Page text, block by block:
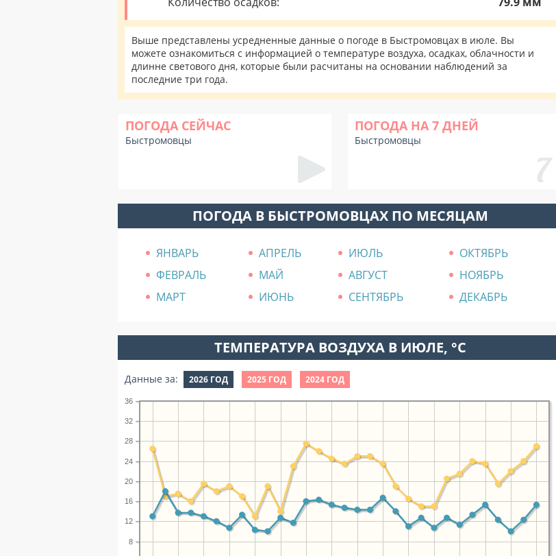
Выше представлены усредненные данные о погоде в Быстромовцах в июле. Вы
можете ознакомиться с информацией о температуре воздуха, осадках, облачности и
длинне светового дня, которые были расчитаны на основании наблюдений за
последние три года.
ПОГОДА СЕЙЧАС
Быстромовцы
ПОГОДА НА 7 ДНЕЙ
Быстромовцы
ПОГОДА В БЫСТРОМОВЦАХ ПО МЕСЯЦАМ
ЯНВАРЬ АПРЕЛЬ ИЮЛЬ
ОКТЯБРЬ
ФЕВРАЛЬ
МАЙ АВГУСТ
НОЯБРЬ
МАРТ
ИЮНЬ СЕНТЯБРЬ ДЕКАБРЬ
ТЕМПЕРАТУРА ВОЗДУХА В ИЮЛЕ, °C
Данные за: 2026 ГОД 2025 ГОД 2024 ГОД
8
12
16
20
24
28
32
36